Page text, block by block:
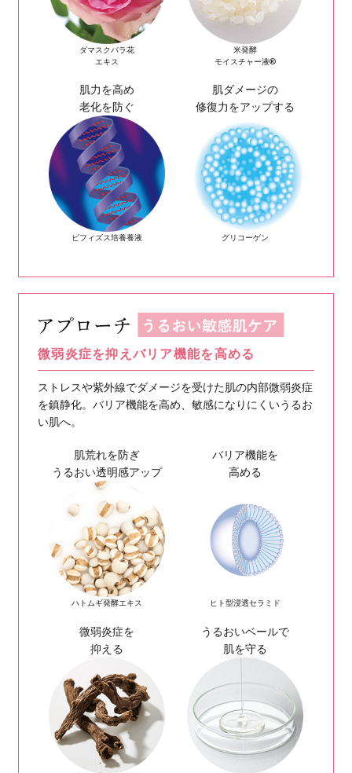
み、シワ、たるみ……。こうし
響やストレスなど、さまざま
肌内部で微弱炎症が起きる
水分量や皮脂分泌量が低下し、モ
過酸化脂質
など、肌への悪影響を
肌の免疫力が 低下し、抵抗力が弱